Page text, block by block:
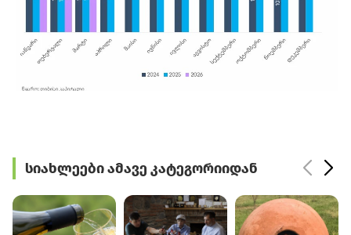
სიახლეები ამავე კატეგორიიდან